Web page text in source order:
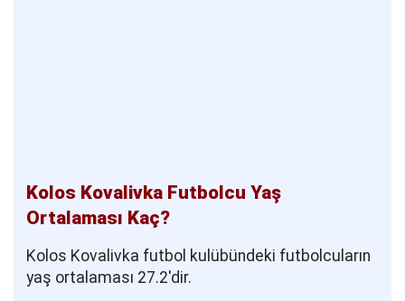
Kolos Kovalivka Futbolcu Yaş
Ortalaması Kaç?
Kolos Kovalivka futbol kulübündeki futbolcuların
yaş ortalaması 27.2'dir.